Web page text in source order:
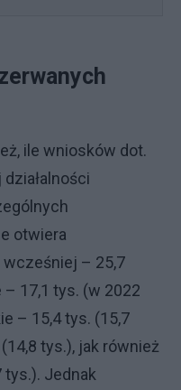
ile wniosków dot.
otwiera
– 25,7
17,1 tys. (w 2022
– 15,4 tys. (15,7
tys.), jak również
tys.). Jednak